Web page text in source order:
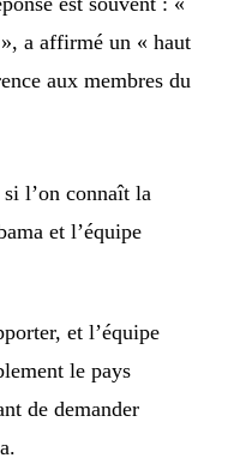
a affirmé un « haut
aux membres du
l’on connaît la
et l’équipe
et l’équipe
le pays
de demander